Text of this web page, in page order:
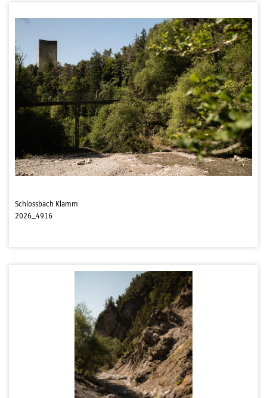
Schlossbach Klamm
2026_4916